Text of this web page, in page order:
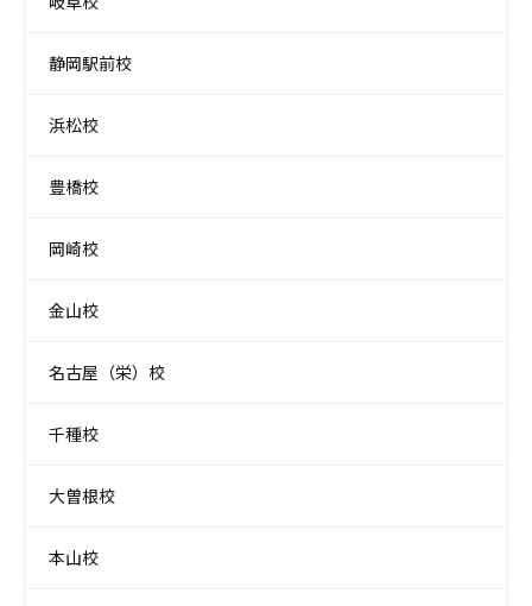
静岡駅前校
浜松校
豊橋校
岡崎校
金山校
名古屋（栄）校
千種校
大曽根校
本山校